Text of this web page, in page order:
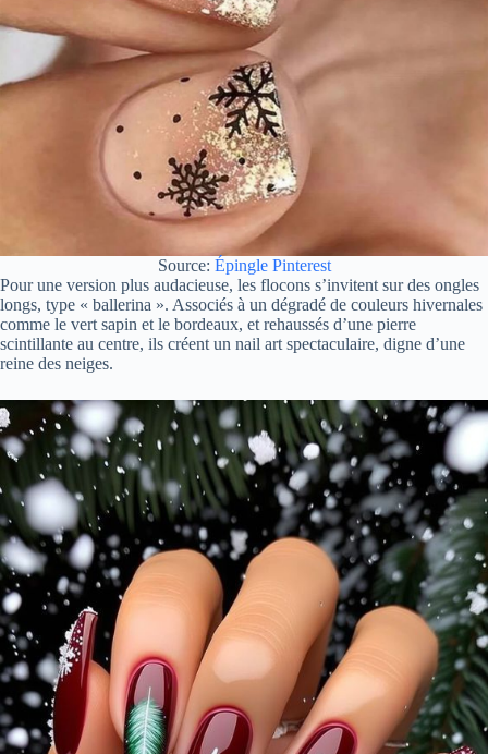
Source: Épingle Pinterest
Pour une version plus audacieuse, les flocons s’invitent sur des ongles
longs, type « ballerina ». Associés à un dégradé de couleurs hivernales
comme le vert sapin et le bordeaux, et rehaussés d’une pierre
scintillante au centre, ils créent un nail art spectaculaire, digne d’une
reine des neiges.